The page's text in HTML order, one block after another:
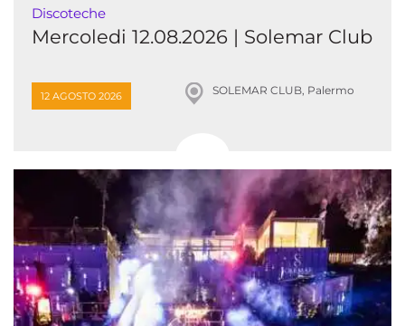
Discoteche
Mercoledi 12.08.2026 | Solemar Club
12 AGOSTO 2026 SOLEMAR CLUB, Palermo